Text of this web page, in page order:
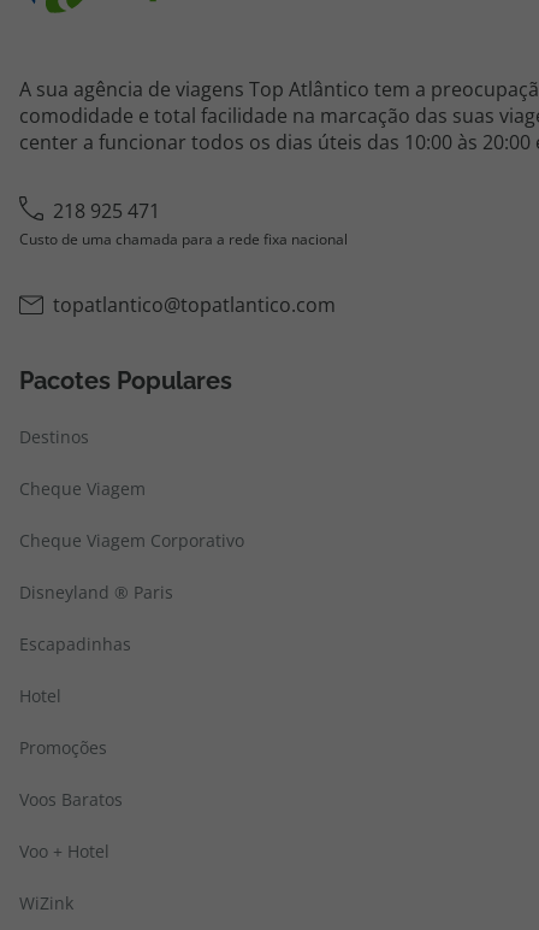
A sua agência de viagens Top Atlântico tem a
comodidade e total facilidade na marcação das suas
center a funcionar todos os dias úteis das 10:00 às 20:00
218 925 471
Custo de uma chamada para a rede fixa nacional
topatlantico@topatlantico.com
Pacotes Populares
Destinos
Cheque Viagem
Cheque Viagem Corporativo
Disneyland ® Paris
Escapadinhas
Hotel
Promoções
Voos Baratos
Voo + Hotel
WiZink